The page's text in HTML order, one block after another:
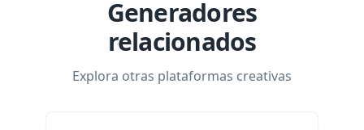
Generadores
relacionados
Explora otras plataformas creativas